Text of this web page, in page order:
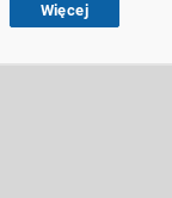
Więcej